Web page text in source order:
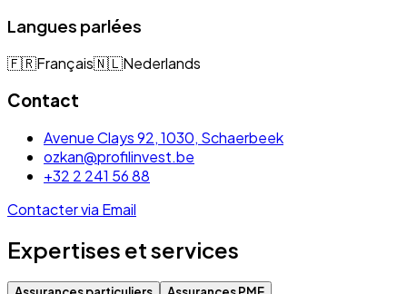
Langues parlées
🇫🇷Français🇳🇱Nederlands
Contact
Avenue Clays 92, 1030, Schaerbeek
ozkan@profilinvest.be
+32 2 241 56 88
Contacter via Email
Expertises et services